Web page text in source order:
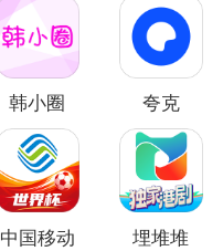
韩小圈 夸克
中国移动 埋堆堆